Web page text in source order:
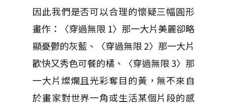
因此我們是否可以合理的懷疑三幅圓形
畫作：〈穿過無限 1〉那一大片美麗卻略
顯憂鬱的灰藍、〈穿過無限 2〉那一大片
歡快又秀色可餐的橘、〈穿過無限 3〉那
一大片燦爛且光彩奪目的黃，無不來自
於畫家對世界一角或生活某個片段的感